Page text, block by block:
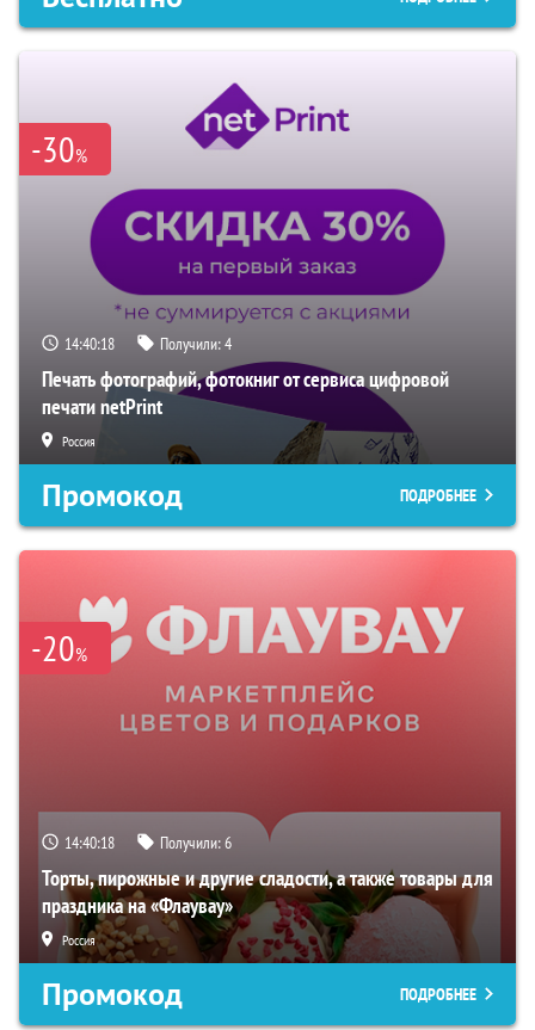
-30%
14:40:17 Получили:4
Печать фотографий, фотокниг от сервиса цифровой
печати netPrint
Россия
Промокод ПОДРОБНЕЕ
-20%
14:40:17 Получили:6
Торты, пирожные и другие сладости, а также товары для
праздника на «Флаувау»
Россия
Промокод ПОДРОБНЕЕ